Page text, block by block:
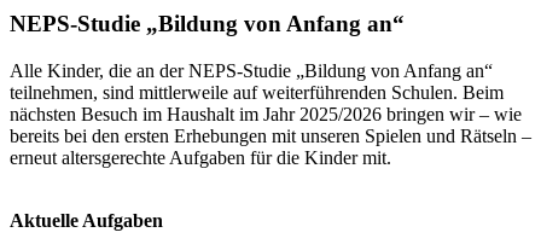
NEPS-Studie „Bildung von Anfang an“
Alle Kinder, die an der NEPS-Studie „Bildung von Anfang an“
teilnehmen, sind mittlerweile auf weiterführenden Schulen. Beim
nächsten Besuch im Haushalt im Jahr 2025/2026 bringen wir – wie
bereits bei den ersten Erhebungen mit unseren Spielen und Rätseln –
erneut altersgerechte Aufgaben für die Kinder mit.
Aktuelle Aufgaben